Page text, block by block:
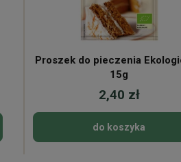
Proszek do pieczenia
15g
2,40 zł
do koszyka